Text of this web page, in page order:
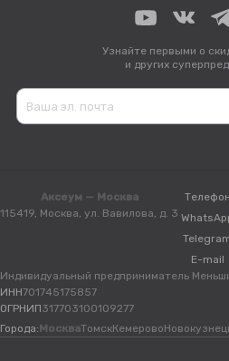
Узнайте первыми о
и других
Аксеум — Москва
115419, Москва, ул. Вавилова, д. 3
Телефон
E-mail
Индивидуальный предприниматель
ИНН701745175857
ОГРНИП317703100109277
Города: МоскваТомскКемерово